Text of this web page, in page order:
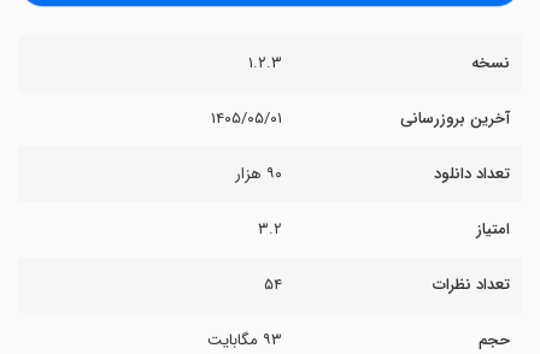
نسخه ۱.۲.۳
آخرین بروزرسانی ۱۴۰۵/۰۵/۰۱
تعداد دانلود ۹۰ هزار
امتیاز ۳.۲
تعداد نظرات ۵۴
حجم ۹۳ مگابایت